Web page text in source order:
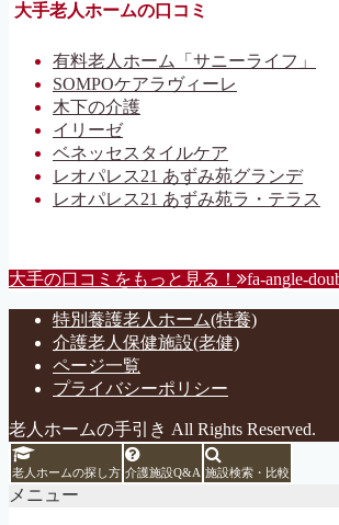
大手老人ホームの口コミ
有料老人ホーム「サニーライフ」
SOMPOケアラヴィーレ
木下の介護
イリーゼ
ベネッセスタイルケア
レオパレス21 あずみ苑グランデ
レオパレス21 あずみ苑ラ・テラス
大手の口コミをもっと見る！ fa-angle-
特別養護老人ホーム(特養)
介護老人保健施設(老健)
ページ一覧
プライバシーポリシー
老人ホームの手引き All Rights Reserved.
老人ホームの探し方 介護施設Q&A 施設検索・比較
メニュー